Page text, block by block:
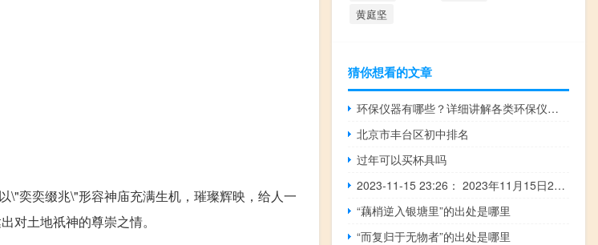
\"奕奕缀兆\"形容神庙充满生机，璀璨辉映，给人一
对土地祇神的尊崇之情。
黄庭坚
猜你想看的文章
环保仪器有哪些？详细讲解各类环保仪器的使用方法
北京市丰台区初中排名
过年可以买杯具吗
2023-11-15 23:26： 2023年11月15日23:26接交警通知,沧榆高速神府段神木北、永兴、石马川收费站入口对大货车开启一个车道通行。 ​​​
“藕梢逆入银塘里”的出处是哪里
“而复归于无物者”的出处是哪里